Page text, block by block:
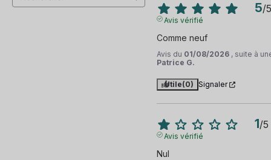
5/5
Avis vérifié
Comme neuf
Avis du 01/08/2026 , suite à
Patrice G.
Utile(0) Signaler
1/5
Avis vérifié
Nul